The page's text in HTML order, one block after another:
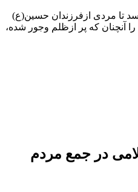
تا مردی ازفرزندان حسین(ع)
را آنچنان که پر ازظلم وجور شده،
در جمع مردم